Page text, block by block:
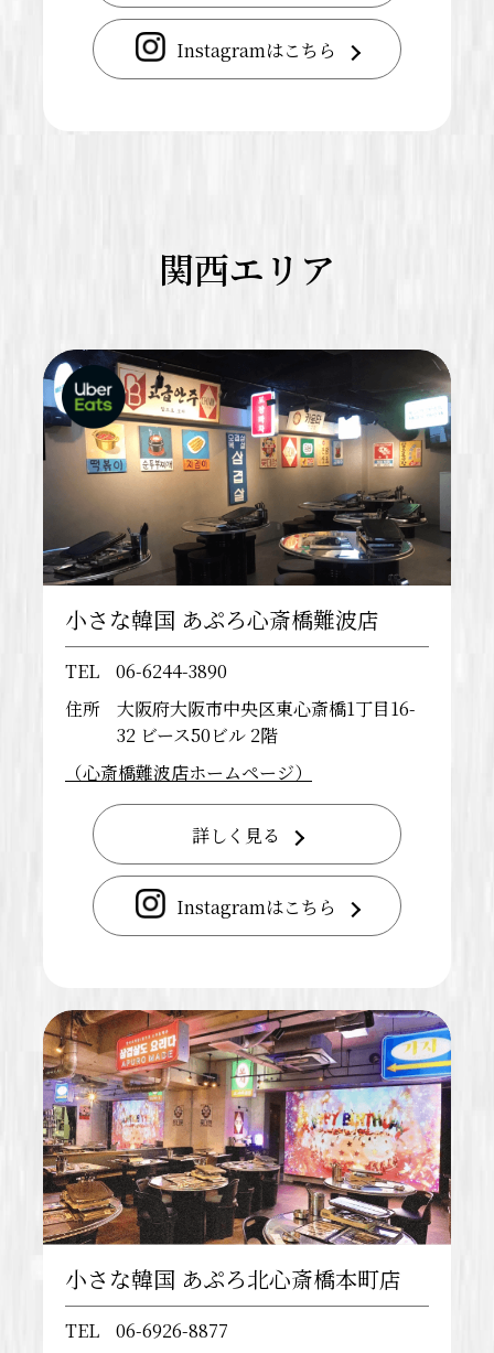
Instagramはこちら
関西エリア
小さな韓国 あぷろ心斎橋難波店
TEL
06-6244-3890
住所
大阪府大阪市中央区東心斎橋1丁目16-
32 ビース50ビル 2階
（心斎橋難波店ホームページ）
詳しく見る
Instagramはこちら
小さな韓国 あぷろ北心斎橋本町店
TEL 06-6926-8877